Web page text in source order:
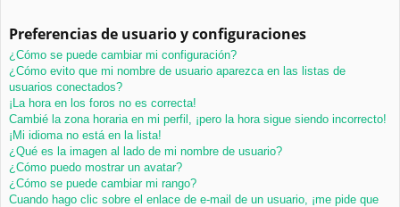
Preferencias de usuario y configuraciones
¿Cómo se puede cambiar mi configuración?
¿Cómo evito que mi nombre de usuario aparezca en las listas de
usuarios conectados?
¡La hora en los foros no es correcta!
Cambié la zona horaria en mi perfil, ¡pero la hora sigue siendo incorrecto!
¡Mi idioma no está en la lista!
¿Qué es la imagen al lado de mi nombre de usuario?
¿Cómo puedo mostrar un avatar?
¿Cómo se puede cambiar mi rango?
Cuando hago clic sobre el enlace de e-mail de un usuario, ¡me pide que